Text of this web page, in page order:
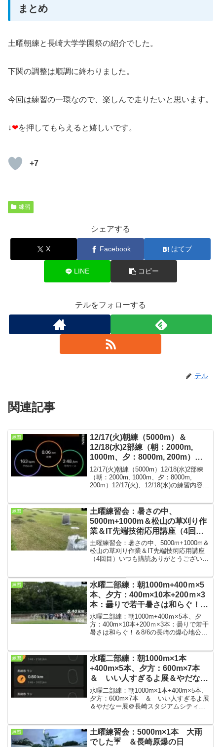
まとめ
土曜朝練と長崎大学学園祭の紹介でした。
下関の調整は順調に終わりました。
今回は練習の一環なので、楽しんで走りたいと思います。
↓❤を押してもらえると嬉しいです。
+7
練習
シェアする
X Facebook はてブ
LINE コピー
テルをフォローする
テル
関連記事
練習
12/17(火)朝練（5000m）＆
12/18(水)2部練（朝：2000m,
1000m、夕：8000m, 200m）＠
松山陸上競技場
12/17(火)朝練（5000m）12/18(水)2部練
（朝：2000m, 1000m、夕：8000m,
200m）12/17(火)、12/18(水)の練習内容で
火、...
練習
土曜練習会：暑さの中、
5000m+1000m＆松山の草刈り作
業＆IT先端技術応用講座（4回
目）
土曜練習会：暑さの中、5000m+1000m＆
松山の草刈り作業＆IT先端技術応用講座
（4回目）いつも購読ありがとうございま
定期的に草刈りして頂いていますので、
その紹介。...
練習
水曜二部練：朝1000m+400ｍ×5
本、夕方：400m×10本+200ｍ×3
本：曇りで若干暑さは和らぐ！＆
8/6の広島原爆の日の長崎の爆心
地公園
水曜二部練：朝1000m+400ｍ×5本、夕
方：400m×10本+200ｍ×3本：曇りで若干
暑さは和らぐ！＆8/6の長崎の爆心地公園
40℃超えが多数でかなりの暑さのよう...
練習
水曜二部練：朝1000m×1本
+400m×5本、夕方：600m×7本
＆ いい人すぎるよ展＆やだなー
展＠長崎スタジアムシティ
水曜二部練：朝1000m×1本+400m×5本、
夕方：600m×7本 ＆ いい人すぎるよ展
＆やだなー展＠長崎スタジアムシティい
ムシティでいい人すぎるよ展＆やだなー
展が開...
練習
土曜練習会：5000m×1本 大雨
でした☔ ＆長崎原爆の日